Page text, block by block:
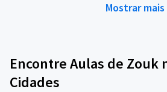
Mostrar mais
Encontre Aulas de Zouk
Cidades